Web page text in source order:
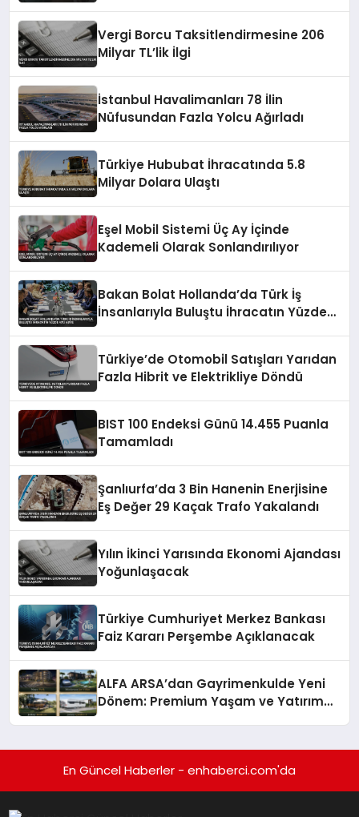
Vergi Borcu Taksitlendirmesine 206
Milyar TL’lik İlgi
İstanbul Havalimanları 78 İlin
Nüfusundan Fazla Yolcu Ağırladı
Türkiye Hububat İhracatında 5.8
Milyar Dolara Ulaştı
Eşel Mobil Sistemi Üç Ay İçinde
Kademeli Olarak Sonlandırılıyor
Bakan Bolat Hollanda’da Türk İş
İnsanlarıyla Buluştu İhracatın Yüzde
Türkiye’de Otomobil Satışları Yarıdan
Fazla Hibrit ve Elektrikliye Döndü
BIST 100 Endeksi Günü 14.455 Puanla
Tamamladı
Şanlıurfa’da 3 Bin Hanenin Enerjisine
Eş Değer 29 Kaçak Trafo Yakalandı
Yılın İkinci Yarısında Ekonomi Ajandası
Yoğunlaşacak
Türkiye Cumhuriyet Merkez Bankası
Faiz Kararı Perşembe Açıklanacak
ALFA ARSA’dan Gayrimenkulde Yeni
Dönem: Premium Yaşam ve Yatırım
En Güncel Haberler - enhaberci.com'da